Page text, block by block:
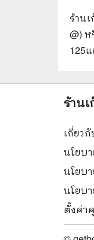
ร้าน
@)
125
ร้าน
เกี่ยวกั
นโยบ
นโยบ
นโยบ
ตั้งค่า